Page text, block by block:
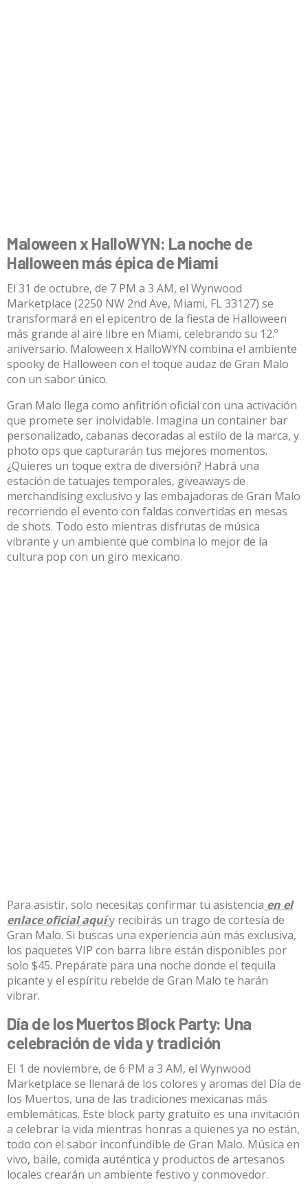
Maloween x HalloWYN: La noche de
Halloween más épica de Miami
El 31 de octubre, de 7 PM a 3 AM, el Wynwood
Marketplace (2250 NW 2nd Ave, Miami, FL 33127) se
transformará en el epicentro de la fiesta de Halloween
más grande al aire libre en Miami, celebrando su 12.º
aniversario. Maloween x HalloWYN combina el ambiente
spooky de Halloween con el toque audaz de Gran Malo
con un sabor único.
Gran Malo llega como anfitrión oficial con una activación
que promete ser inolvidable. Imagina un container bar
personalizado, cabanas decoradas al estilo de la marca, y
photo ops que capturarán tus mejores momentos.
¿Quieres un toque extra de diversión? Habrá una
estación de tatuajes temporales, giveaways de
merchandising exclusivo y las embajadoras de Gran Malo
recorriendo el evento con faldas convertidas en mesas
de shots. Todo esto mientras disfrutas de música
vibrante y un ambiente que combina lo mejor de la
cultura pop con un giro mexicano.
Para asistir, solo necesitas confirmar tu asistencia en el
enlace oficial aquíy recibirás un trago de cortesía de
Gran Malo. Si buscas una experiencia aún más exclusiva,
los paquetes VIP con barra libre están disponibles por
solo $45. Prepárate para una noche donde el tequila
picante y el espíritu rebelde de Gran Malo te harán
vibrar.
Día de los Muertos Block Party: Una
celebración de vida y tradición
El 1 de noviembre, de 6 PM a 3 AM, el Wynwood
Marketplace se llenará de los colores y aromas del Día de
los Muertos, una de las tradiciones mexicanas más
emblemáticas. Este block party gratuito es una invitación
a celebrar la vida mientras honras a quienes ya no están,
todo con el sabor inconfundible de Gran Malo. Música en
vivo, baile, comida auténtica y productos de artesanos
locales crearán un ambiente festivo y conmovedor.